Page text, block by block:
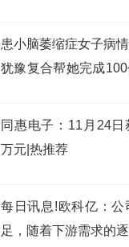
患小脑萎缩症女子病
犹豫复合帮她完成
演唱会，逛环球影城
去
同惠电子：11月24日
万元|热推荐
每日讯息!欧科亿：
足，随着下游需求的